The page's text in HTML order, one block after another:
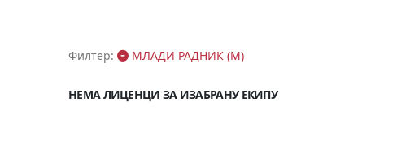
Филтер: МЛАДИ РАДНИК (М)
НЕМА ЛИЦЕНЦИ ЗА ИЗАБРАНУ ЕКИПУ